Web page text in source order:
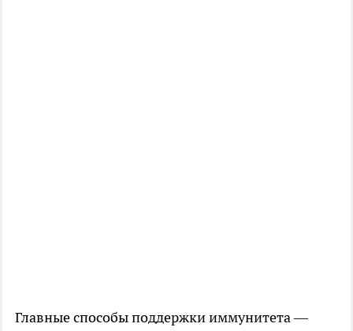
Главные способы поддержки иммунитета —